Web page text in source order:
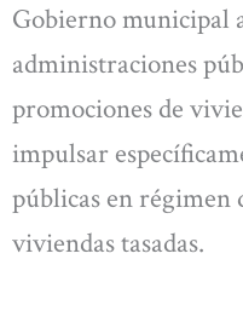
Gobierno municipal
administraciones
promociones de
impulsar
públicas en régimen
viviendas tasadas.